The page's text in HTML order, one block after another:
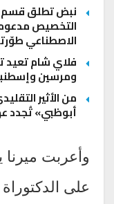
نبض تطلق قسم
التخصيص
الاصطناعي
فلاي شام تعيد
ومرسين
من الأثير
أبوظبي» تُجدد
وأعربت
على